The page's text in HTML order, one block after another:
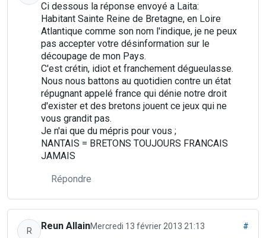
Ci dessous la réponse envoyé a Laita:
Habitant Sainte Reine de Bretagne, en Loire
Atlantique comme son nom l'indique, je ne peux
pas accepter votre désinformation sur le
découpage de mon Pays.
C'est crétin, idiot et franchement dégueulasse.
Nous nous battons au quotidien contre un état
répugnant appelé france qui dénie notre droit
d'exister et des bretons jouent ce jeux qui ne
vous grandit pas.
Je n'ai que du mépris pour vous ;
NANTAIS = BRETONS TOUJOURS FRANCAIS
JAMAIS
Répondre
R Reun AllainMercredi 13 février 2013 21:13 #